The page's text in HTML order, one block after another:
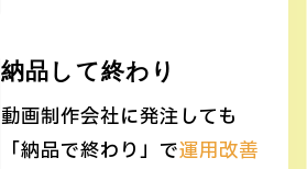
納品して終わり
動画制作会社に発注しても
「納品で終わり」で運用改善